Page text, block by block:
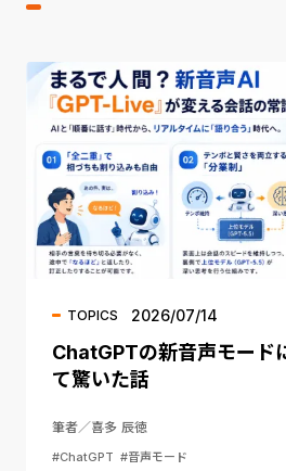
TOPICS 2026/07/14
ChatGPTの新音声モード
て驚いた話
筆者／喜多 辰徳
#ChatGPT #音声モード